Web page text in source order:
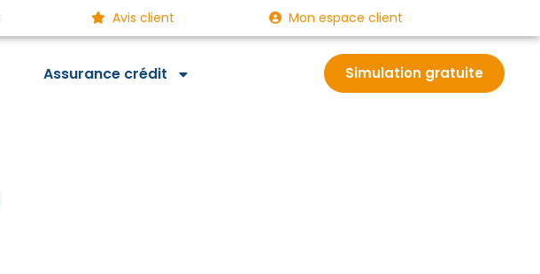
Avis client Mon espace client
Assurance crédit
Simulation gratuite